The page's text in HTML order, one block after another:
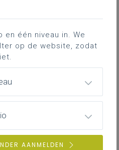
één niveau in. We
op de website, zodat
AANMELDEN